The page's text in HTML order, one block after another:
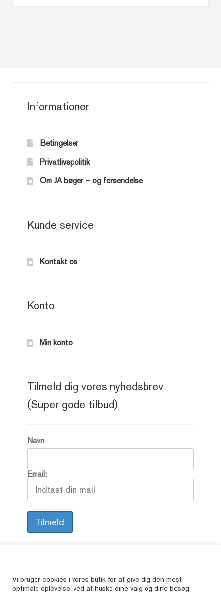
Alle vore varer er brugte, så her kan du finde
Informationer
Betingelser
Privatlivspolitik
Om JA bøger – og forsendelse
Kunde service
Kontakt os
Konto
Min konto
Tilmeld dig vores nyhedsbrev
(Super gode tilbud)
Navn
Email:
Vi bruger cookies i vores butik for at give dig den mest
optimale oplevelse, ved at huske dine valg og dine besøg.